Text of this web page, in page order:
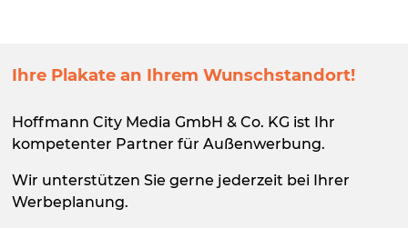
Ihre Plakate an Ihrem Wunschstandort!
Hoffmann City Media GmbH & Co. KG ist Ihr
kompetenter Partner für Außenwerbung.
Wir unterstützen Sie gerne jederzeit bei Ihrer
Werbeplanung.